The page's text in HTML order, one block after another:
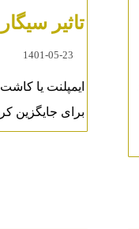
تاثیر
1401-05-23
ایمپلنت یا
برای جایگزین